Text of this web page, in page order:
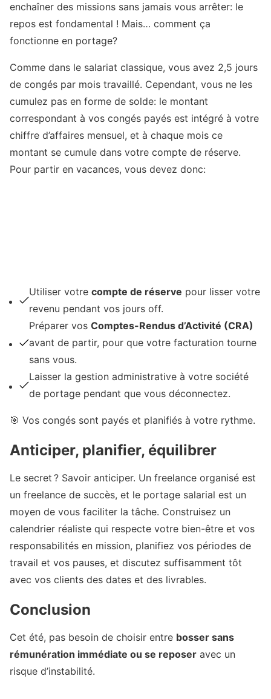
enchaîner des missions sans jamais vous arrêter: le
repos est fondamental ! Mais… comment ça
fonctionne en portage?
Comme dans le salariat classique, vous avez 2,5 jours
de congés par mois travaillé. Cependant, vous ne les
cumulez pas en forme de solde: le montant
correspondant à vos congés payés est intégré à votre
chiffre d’affaires mensuel, et à chaque mois ce
montant se cumule dans votre compte de réserve.
Pour partir en vacances, vous devez donc:
Utiliser votre compte de réserve pour lisser votre
revenu pendant vos jours off.
Préparer vos Comptes-Rendus d’Activité (CRA)
avant de partir, pour que votre facturation tourne
sans vous.
Laisser la gestion administrative à votre société
de portage pendant que vous déconnectez.
🎯 Vos congés sont payés et planifiés à votre rythme.
Anticiper, planifier, équilibrer
Le secret ? Savoir anticiper. Un freelance organisé est
un freelance de succès, et le portage salarial est un
moyen de vous faciliter la tâche. Construisez un
calendrier réaliste qui respecte votre bien-être et vos
responsabilités en mission, planifiez vos périodes de
travail et vos pauses, et discutez suffisamment tôt
avec vos clients des dates et des livrables.
Conclusion
Cet été, pas besoin de choisir entre bosser sans
rémunération immédiate ou se reposer avec un
risque d’instabilité.